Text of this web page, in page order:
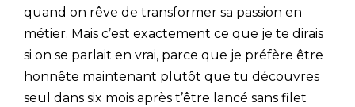
quand on rêve de transformer sa passion en
métier. Mais c’est exactement ce que je te dirais
si on se parlait en vrai, parce que je préfère être
honnête maintenant plutôt que tu découvres
seul dans six mois après t’être lancé sans filet